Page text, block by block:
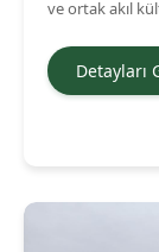
ve ortak akıl
Detayları